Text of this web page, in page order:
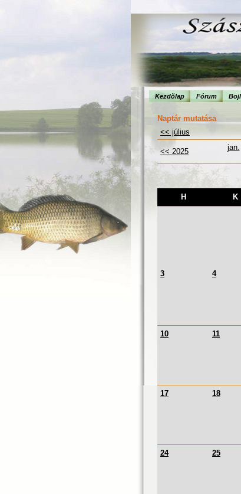
Kezdõlap Fórum
Naptár mutatása
<< július
<< 2025 jan.
H K
3 4
10 11
17 18
24 25